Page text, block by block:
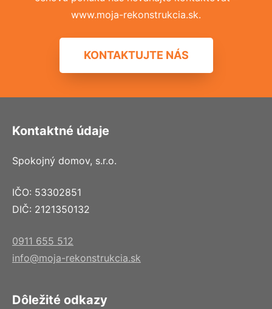
www.moja-rekonstrukcia.sk.
KONTAKTUJTE NÁS
Kontaktné údaje
Spokojný domov, s.r.o.
IČO: 53302851
DIČ: 2121350132
0911 655 512
info@moja-rekonstrukcia.sk
Dôležité odkazy